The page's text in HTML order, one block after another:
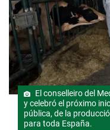
El conselleiro del
y celebró el próximo
pública, de la
para toda España.